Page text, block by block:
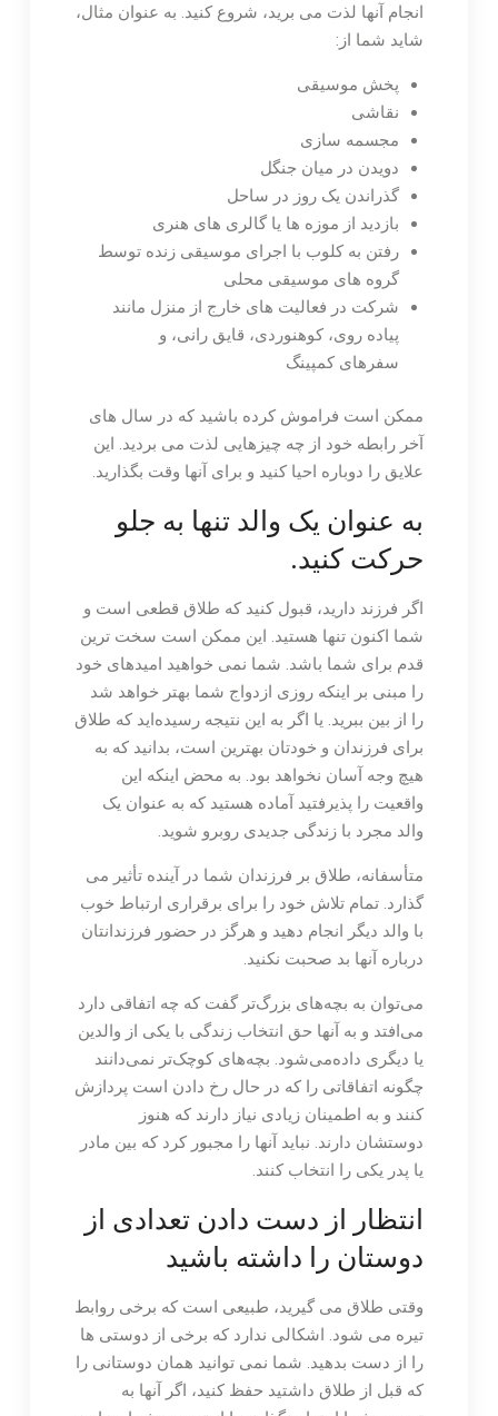
انجام آنها لذت می برید، شروع کنید. به عنوان مثال،
شاید شما از:
پخش موسیقی
نقاشی
مجسمه سازی
دویدن در میان جنگل
گذراندن یک روز در ساحل
بازدید از موزه ها یا گالری های هنری
رفتن به کلوب با اجرای موسیقی زنده توسط
گروه های موسیقی محلی
شرکت در فعالیت های خارج از منزل مانند
پیاده روی، کوهنوردی، قایق رانی، و
سفرهای کمپینگ
ممکن است فراموش کرده باشید که در سال های
آخر رابطه خود از چه چیزهایی لذت می بردید. این
علایق را دوباره احیا کنید و برای آنها وقت بگذارید.
به عنوان یک والد تنها به جلو
حرکت کنید.
اگر فرزند دارید، قبول کنید که طلاق قطعی است و
شما اکنون تنها هستید. این ممکن است سخت ترین
قدم برای شما باشد. شما نمی خواهید امیدهای خود
را مبنی بر اینکه روزی ازدواج شما بهتر خواهد شد
را از بین ببرید. یا اگر به این نتیجه رسیده‌اید که طلاق
برای فرزندان و خودتان بهترین است، بدانید که به
هیچ وجه آسان نخواهد بود. به محض اینکه این
واقعیت را پذیرفتید آماده هستید که به عنوان یک
والد مجرد با زندگی جدیدی روبرو شوید.
متأسفانه، طلاق بر فرزندان شما در آینده تأثیر می
گذارد. تمام تلاش خود را برای برقراری ارتباط خوب
با والد دیگر انجام دهید و هرگز در حضور فرزندانتان
درباره آنها بد صحبت نکنید.
می‌توان به بچه‌های بزرگ‌تر گفت که چه اتفاقی دارد
می‌افتد و به آنها حق انتخاب زندگی با یکی از والدین
یا دیگری داده‌می‌شود. بچه‌های کوچک‌تر نمی‌دانند
چگونه اتفاقاتی را که در حال رخ دادن است پردازش
کنند و به اطمینان زیادی نیاز دارند که هنوز
دوستشان دارند. نباید آنها را مجبور کرد که بین مادر
یا پدر یکی را انتخاب کنند.
انتظار از دست دادن تعدادی از
دوستان را داشته باشید
وقتی طلاق می گیرید، طبیعی است که برخی روابط
تیره می شود. اشکالی ندارد که برخی از دوستی ها
را از دست بدهید. شما نمی توانید همان دوستانی را
که قبل از طلاق داشتید حفظ کنید، اگر آنها به